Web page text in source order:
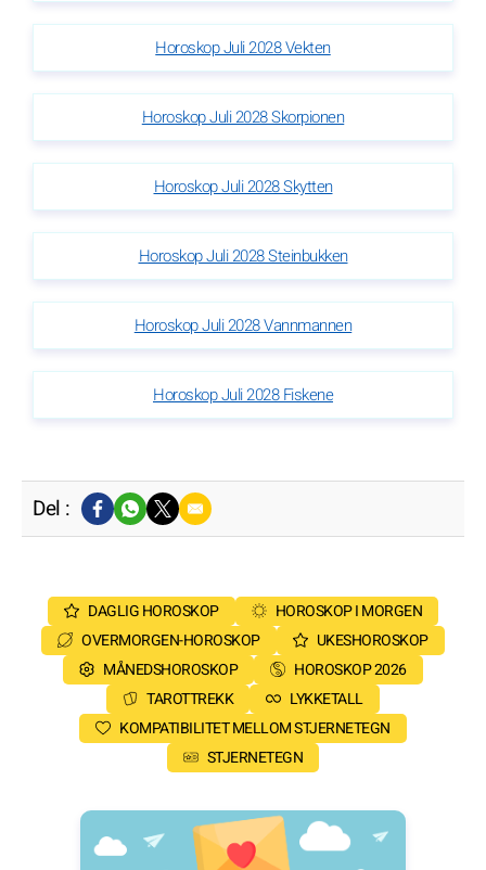
Horoskop Juli 2028 Vekten
Horoskop Juli 2028 Skorpionen
Horoskop Juli 2028 Skytten
Horoskop Juli 2028 Steinbukken
Horoskop Juli 2028 Vannmannen
Horoskop Juli 2028 Fiskene
Del :
DAGLIG HOROSKOP
HOROSKOP I MORGEN
OVERMORGEN-HOROSKOP
UKESHOROSKOP
MÅNEDSHOROSKOP
HOROSKOP 2026
TAROTTREKK
LYKKETALL
KOMPATIBILITET MELLOM STJERNETEGN
STJERNETEGN